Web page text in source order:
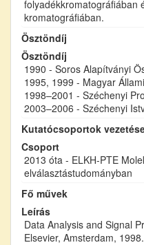
folyadékkromatográfiában
kromatográfiában.
Ösztöndíj
Ösztöndíj
1990 - Soros Alapítványi
1995, 1999 - Magyar
1998–2001 - Széchenyi
2003–2006 - Széchenyi
Kutatócsoportok
Csoport
2013 óta - ELKH-PTE
elválasztástudományban
Fő művek
Leírás
Data Analysis and Signal
Elsevier, Amsterdam, 1998.